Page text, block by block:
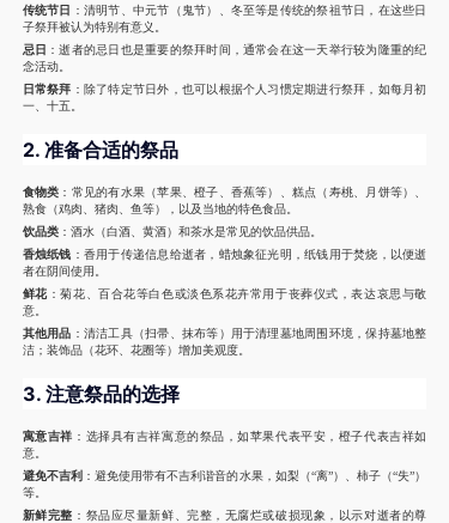
传统节日
：清明节、中元节（鬼节）、冬至等是传统的祭祖节日，在这些日
子祭拜被认为特别有意义。
忌日 ：逝者的忌日也是重要的祭拜时间，通常会在这一天举行较为隆重的纪
念活动。
日常祭拜 ：除了特定节日外，也可以根据个人习惯定期进行祭拜，如每月初
一、十五。
2. 准备合适的祭品
食物类 ：常见的有水果（苹果、橙子、香蕉等）、糕点（寿桃、月饼等）、
熟食（鸡肉、猪肉、鱼等），以及当地的特色食品。
饮品类：酒水（白酒、黄酒）和茶水是常见的饮品供品。
香烛纸钱 ：香用于传递信息给逝者，蜡烛象征光明，纸钱用于焚烧，以便逝
者在阴间使用。
鲜花：菊花、百合花等白色或淡色系花卉常用于丧葬仪式，表达哀思与敬
意。
其他用品 ：清洁工具（扫帚、抹布等）用于清理墓地周围环境，保持墓地整
洁；装饰品（花环、花圈等）增加美观度。
3. 注意祭品的选择
寓意吉祥 ：选择具有吉祥寓意的祭品，如苹果代表平安，橙子代表吉祥如
意。
避免不吉利 ：避免使用带有不吉利谐音的水果，如梨（“离”）、柿子（“失”）
等。
新鲜完整 ：祭品应尽量新鲜、完整，无腐烂或破损现象，以示对逝者的尊